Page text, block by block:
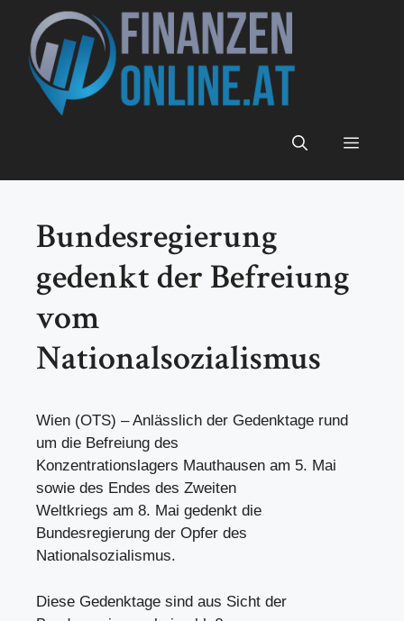
Inhalt
springen
Menü
Bundesregierung
gedenkt der Befreiung
vom
Nationalsozialismus
Wien (OTS) – Anlässlich der Gedenktage rund
um die Befreiung des
Konzentrationslagers Mauthausen am 5. Mai
sowie des Endes des Zweiten
Weltkriegs am 8. Mai gedenkt die
Bundesregierung der Opfer des
Nationalsozialismus.
Diese Gedenktage sind aus Sicht der